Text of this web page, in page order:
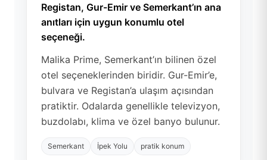
Registan, Gur-Emir ve Semerkant’ın ana
anıtları için uygun konumlu otel
seçeneği.
Malika Prime, Semerkant’ın bilinen özel
otel seçeneklerinden biridir. Gur-Emir’e,
bulvara ve Registan’a ulaşım açısından
pratiktir. Odalarda genellikle televizyon,
buzdolabı, klima ve özel banyo bulunur.
Semerkant İpek Yolu pratik konum